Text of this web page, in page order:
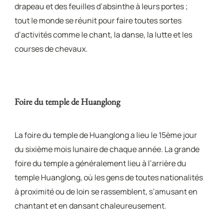
drapeau et des feuilles d’absinthe à leurs portes ;
tout le monde se réunit pour faire toutes sortes
d’activités comme le chant, la danse, la lutte et les
courses de chevaux.
Foire du temple de Huanglong
La foire du temple de Huanglong a lieu le 15ème jour
du sixième mois lunaire de chaque année. La grande
foire du temple a généralement lieu à l’arrière du
temple Huanglong, où les gens de toutes nationalités
à proximité ou de loin se rassemblent, s’amusant en
chantant et en dansant chaleureusement.